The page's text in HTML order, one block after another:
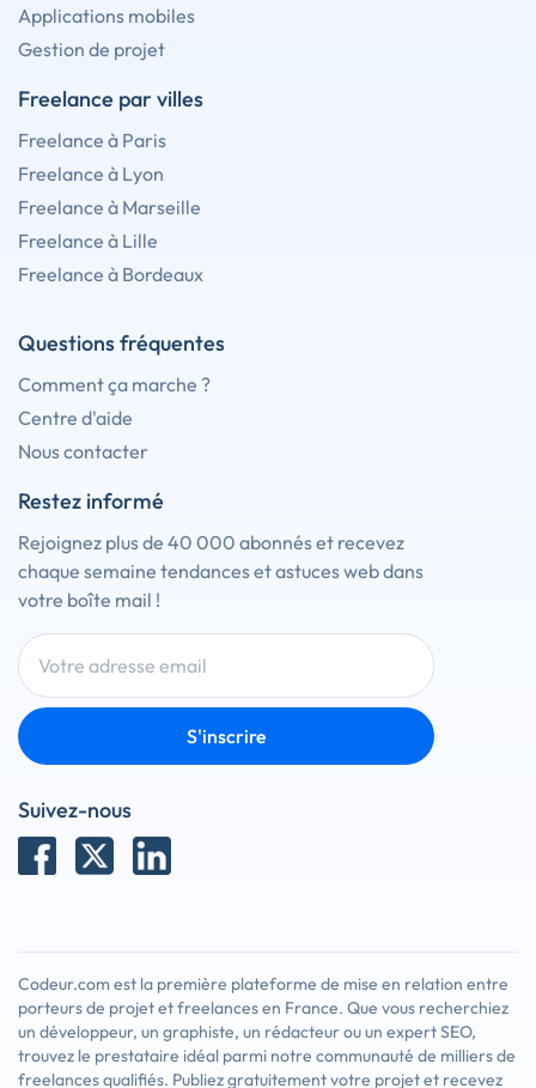
Applications mobiles
Gestion de projet
Freelance par villes
Freelance à Paris
Freelance à Lyon
Freelance à Marseille
Freelance à Lille
Freelance à Bordeaux
Questions fréquentes
Comment ça marche ?
Centre d'aide
Nous contacter
Restez informé
Rejoignez plus de 40 000 abonnés et recevez
chaque semaine tendances et astuces web dans
votre boîte mail !
S'inscrire
Suivez-nous
Codeur.com est la première plateforme de mise en relation entre
porteurs de projet et freelances en France. Que vous recherchiez
un développeur, un graphiste, un rédacteur ou un expert SEO,
trouvez le prestataire idéal parmi notre communauté de milliers de
freelances qualifiés. Publiez gratuitement votre projet et recevez